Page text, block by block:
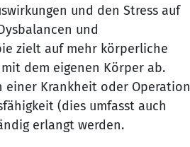
und den Stress auf
und
zielt auf mehr körperliche
dem eigenen Körper ab.
einer Krankheit oder Operation
(dies umfasst auch
erlangt werden.